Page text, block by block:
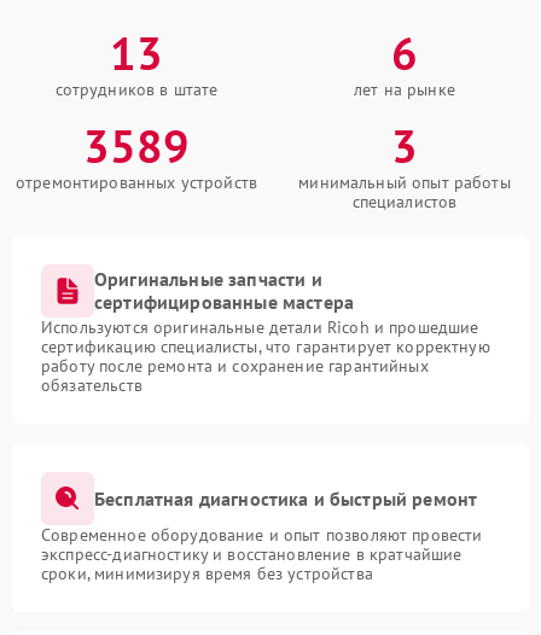
13
сотрудников в штате
6
лет на рынке
3589
отремонтированных устройств
3
минимальный опыт работы
специалистов
Оригинальные запчасти и
сертифицированные мастера
Используются оригинальные детали Ricoh и прошедшие
сертификацию специалисты, что гарантирует корректную
работу после ремонта и сохранение гарантийных
обязательств
Бесплатная диагностика и быстрый ремонт
Современное оборудование и опыт позволяют провести
экспресс-диагностику и восстановление в кратчайшие
сроки, минимизируя время без устройства